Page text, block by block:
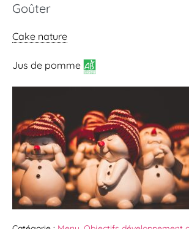
Goûter
Cake nature
Jus de pomme